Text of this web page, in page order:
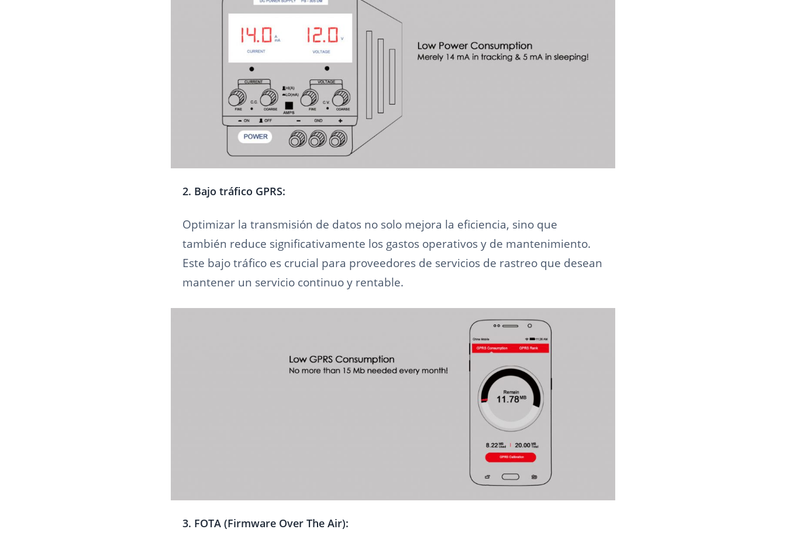
2. Bajo tráfico GPRS:
Optimizar la transmisión de datos no solo mejora la eficiencia, sino que
también reduce significativamente los gastos operativos y de mantenimiento.
Este bajo tráfico es crucial para proveedores de servicios de rastreo que desean
mantener un servicio continuo y rentable.
3. FOTA (Firmware Over The Air):